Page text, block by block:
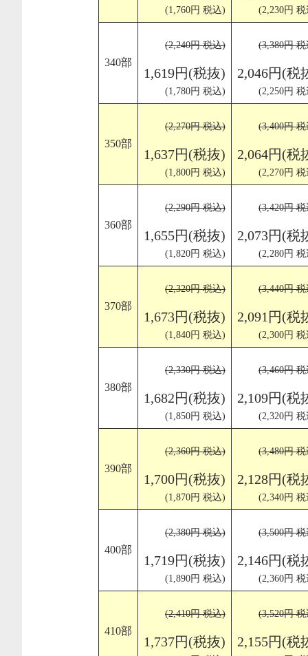
(1,760円 税込) (2,230円
340部
(2,240円 税込)
1,619円(税抜)
(1,780円 税込)
(3,380円
2,046円(税
(2,250円
350部
(2,270円 税込)
1,637円(税抜)
(1,800円 税込)
(3,400円
2,064円(税
(2,270円
360部
(2,290円 税込)
1,655円(税抜)
(1,820円 税込)
(3,420円
2,073円(税
(2,280円
370部
(2,320円 税込)
1,673円(税抜)
(1,840円 税込)
(3,440円
2,091円(税
(2,300円
380部
(2,330円 税込)
1,682円(税抜)
(1,850円 税込)
(3,460円
2,109円(税
(2,320円
390部
(2,360円 税込)
1,700円(税抜)
(1,870円 税込)
(3,480円
2,128円(税
(2,340円
400部
(2,380円 税込)
1,719円(税抜)
(1,890円 税込)
(3,500円
2,146円(税
(2,360円
410部
(2,410円 税込)
1,737円(税抜)
(3,520円
2,155円(税